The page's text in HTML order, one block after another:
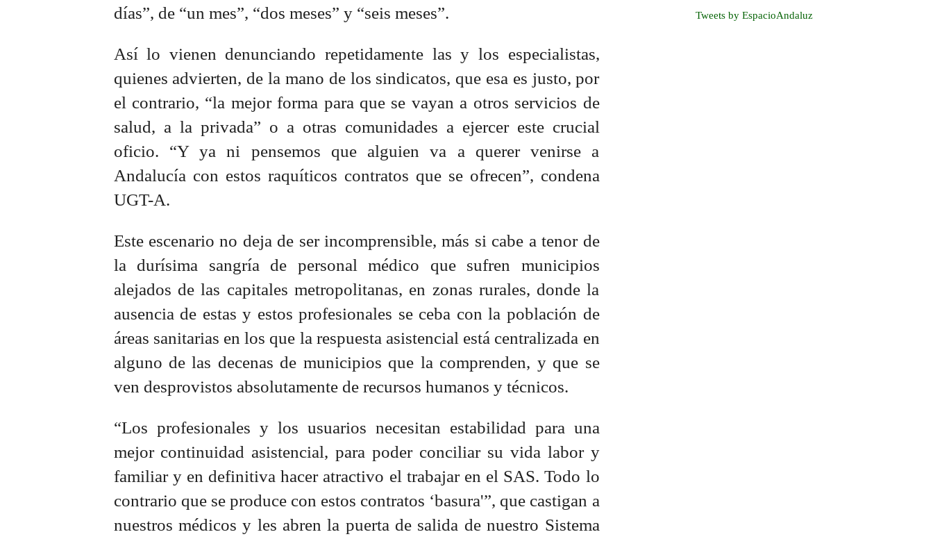
días”, de “un mes”, “dos meses” y “seis meses”.
Así lo vienen denunciando repetidamente las y los especialistas,
quienes advierten, de la mano de los sindicatos, que esa es justo, por
el contrario, “la mejor forma para que se vayan a otros servicios de
salud, a la privada” o a otras comunidades a ejercer este crucial
oficio. “Y ya ni pensemos que alguien va a querer venirse a
Andalucía con estos raquíticos contratos que se ofrecen”, condena
UGT-A.
Este escenario no deja de ser incomprensible, más si cabe a tenor de
la durísima sangría de personal médico que sufren municipios
alejados de las capitales metropolitanas, en zonas rurales, donde la
ausencia de estas y estos profesionales se ceba con la población de
áreas sanitarias en los que la respuesta asistencial está centralizada en
alguno de las decenas de municipios que la comprenden, y que se
ven desprovistos absolutamente de recursos humanos y técnicos.
“Los profesionales y los usuarios necesitan estabilidad para una
mejor continuidad asistencial, para poder conciliar su vida labor y
familiar y en definitiva hacer atractivo el trabajar en el SAS. Todo lo
contrario que se produce con estos contratos ‘basura'”, que castigan a
nuestros médicos y les abren la puerta de salida de nuestro Sistema
Tweets by EspacioAndaluz